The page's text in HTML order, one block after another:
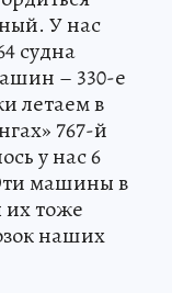
У нас
судна
– 330-е
летаем в
767-й
у нас 6
машины в
их тоже
наших